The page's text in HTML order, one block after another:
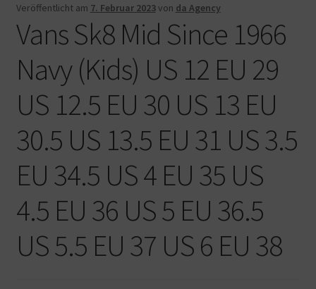
Impressum
Kasse
Mein Konto
Shop
Warenkorb
Veröffentlicht am 7. Februar 2023von da Agency
Vans Sk8 Mid Since 1966
Navy (Kids) US 12 EU 29
US 12.5 EU 30 US 13 EU
30.5 US 13.5 EU 31 US 3.5
EU 34.5 US 4 EU 35 US
4.5 EU 36 US 5 EU 36.5
US 5.5 EU 37 US 6 EU 38